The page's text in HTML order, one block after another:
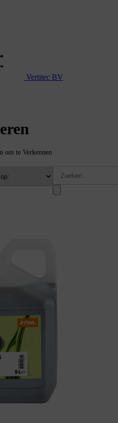
Vertitec BV
om te Verkennen